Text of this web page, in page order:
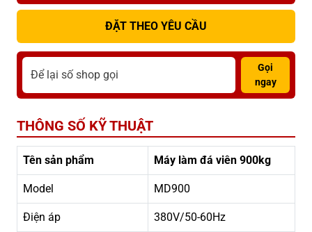
ĐẶT THEO YÊU CẦU
Gọi
ngay
THÔNG SỐ KỸ THUẬT
Tên sản phẩm Máy làm đá viên 900kg
Model MD900
Điện áp 380V/50-60Hz